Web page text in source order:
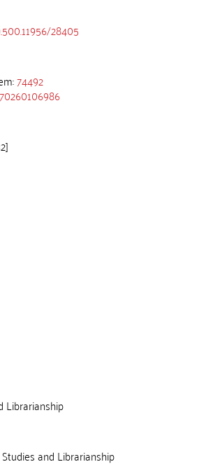
28405
74492
Librarianship
and Librarianship